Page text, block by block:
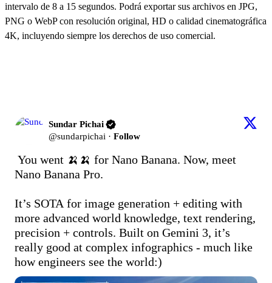
intervalo de 8 a 15 segundos. Podrá exportar sus archivos en JPG,
PNG o WebP con resolución original, HD o calidad cinematográfica
4K, incluyendo siempre los derechos de uso comercial.
Sundar Pichai
@sundarpichai · Follow
You went 🍌🍌 for Nano Banana. Now, meet
Nano Banana Pro.
It’s SOTA for image generation + editing with
more advanced world knowledge, text rendering,
precision + controls. Built on Gemini 3, it’s
really good at complex infographics - much like
how engineers see the world:)